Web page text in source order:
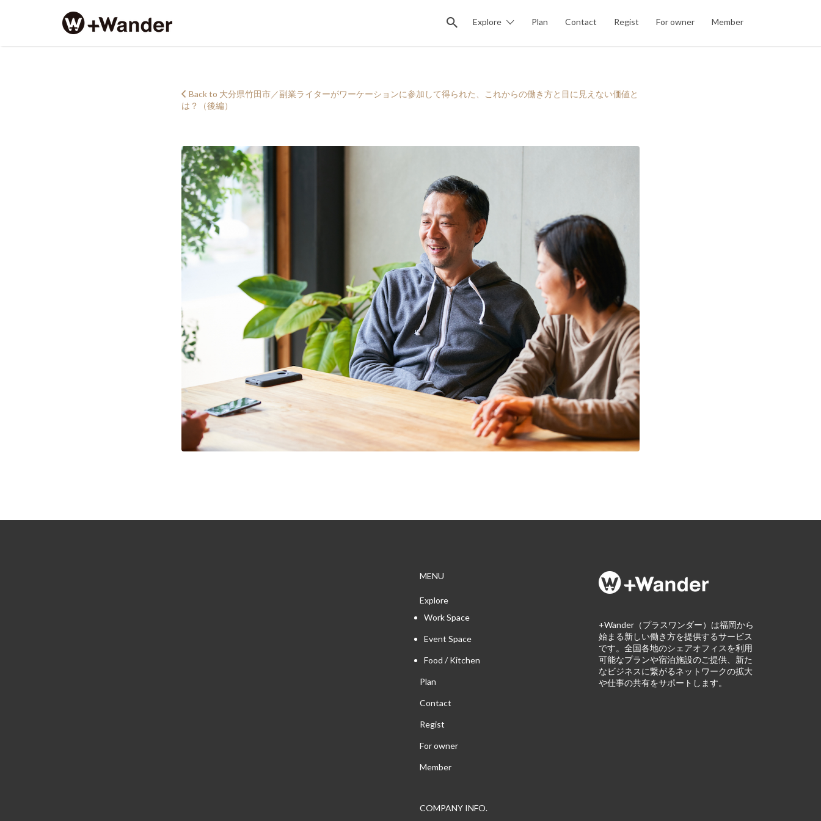
Explore Plan Contact Regist For owner Member
Search
for:
+Wander_taketa_518Back to 大分県竹田市／副業ライターがワーケーションに参加して得られた、これからの働き方と目に見えない価値と
は？（後編）
MENU
Explore
Work Space
Event Space
Food / Kitchen
Plan
Contact
Regist
For owner
Member
COMPANY INFO.
+Wander（プラスワンダー）は福岡から
始まる新しい働き方を提供するサービス
です。全国各地のシェアオフィスを利用
可能なプランや宿泊施設のご提供、新た
なビジネスに繋がるネットワークの拡大
や仕事の共有をサポートします。